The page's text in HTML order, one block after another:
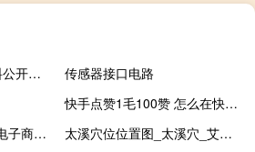
2024香港全年免费资料公开江左梅郎##完善精选数据对比解释落实-1365.3D.A214
传感器接口电路
快手点赞1毛100赞 怎么在快手上获得点赞呢(快手点赞1毛100赞 怎么在快手上获得点赞呢图片)
阿里巴巴属于什么b2b电子商务平台
太溪穴位位置图_太溪穴_艾灸太溪穴